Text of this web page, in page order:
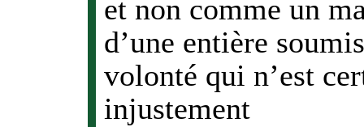
et non comme un
d’une entière
volonté qui n’est
injustement